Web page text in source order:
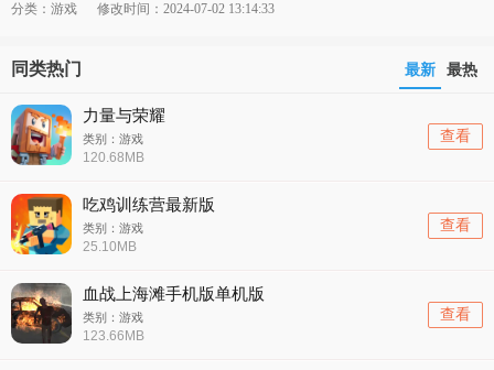
分类：游戏
修改时间：2024-07-02 13:14:33
同类热门 最新 最热
力量与荣耀
类别：游戏
120.68MB
查看
吃鸡训练营最新版
类别：游戏
25.10MB
查看
血战上海滩手机版单机版
类别：游戏
123.66MB
查看